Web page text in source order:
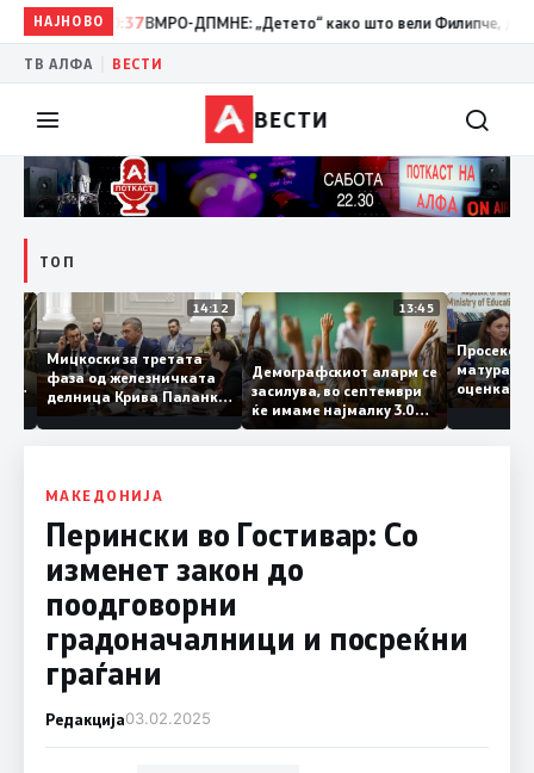
НАЈНОВО
10:37 ВМРО-ДПМНЕ: „Детето“ како што вели Филипче, денес со
ТВ АЛФА ВЕСТИ
ВЕСТИ
ТОП
15:20
Во
14:12
Мицкоски за третата
фаза од железничката
делница Крива Паланка
– Деве Баир: Проектот
нема да заврши на
целина
13:45
Демографскиот аларм се
засилува, во септември
ќе имаме најмалку 3.000
првачиња помалку
МАКЕДОНИЈА
Перински во Гостивар: Со
изменет закон до
поодговорни
градоначалници и посреќни
граѓани
Редакција03.02.2025